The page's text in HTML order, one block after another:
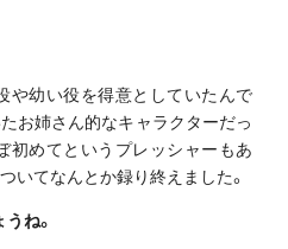
や幼い役を得意としていたんで
お姉さん的なキャラクターだっ
初めてというプレッシャーもあ
いてなんとか録り終えました。
ね。